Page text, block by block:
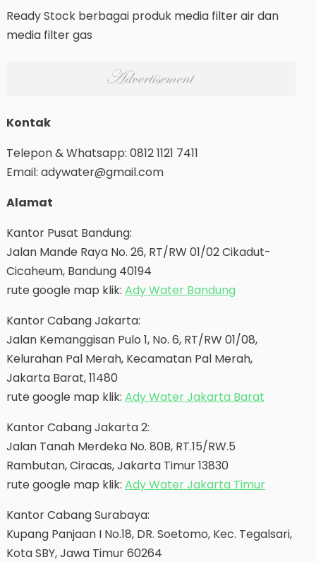
Ready Stock berbagai produk media filter air dan
media filter gas
Kontak
Telepon & Whatsapp: 0812 1121 7411
Email: adywater@gmail.com
Alamat
Kantor Pusat Bandung:
Jalan Mande Raya No. 26, RT/RW 01/02 Cikadut-
Cicaheum, Bandung 40194
rute google map klik: Ady Water Bandung
Kantor Cabang Jakarta:
Jalan Kemanggisan Pulo 1, No. 6, RT/RW 01/08,
Kelurahan Pal Merah, Kecamatan Pal Merah,
Jakarta Barat, 11480
rute google map klik: Ady Water Jakarta Barat
Kantor Cabang Jakarta 2:
Jalan Tanah Merdeka No. 80B, RT.15/RW.5
Rambutan, Ciracas, Jakarta Timur 13830
rute google map klik: Ady Water Jakarta Timur
Kantor Cabang Surabaya:
Kupang Panjaan I No.18, DR. Soetomo, Kec. Tegalsari,
Kota SBY, Jawa Timur 60264